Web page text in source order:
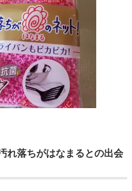
れ落ちがはなまるとの出会